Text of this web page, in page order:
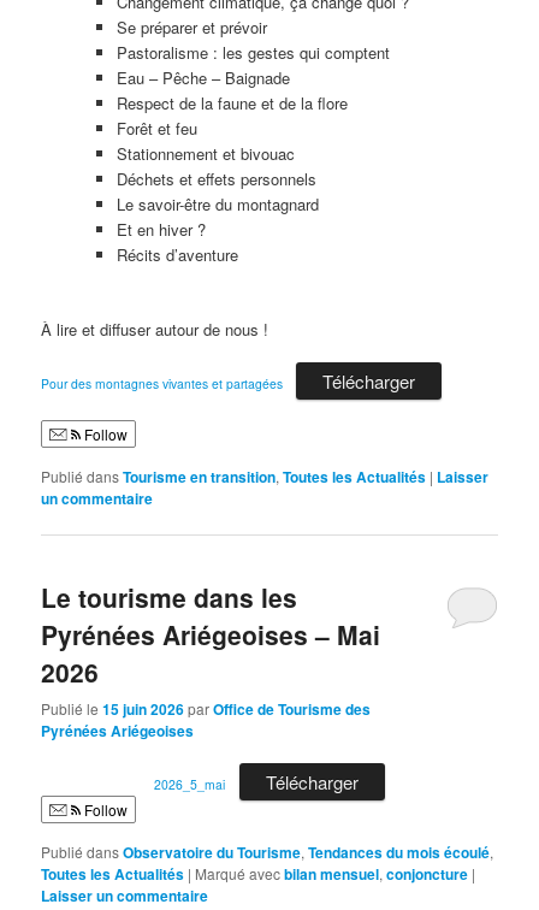
Se préparer et prévoir
Pastoralisme : les gestes qui comptent
Eau – Pêche – Baignade
Respect de la faune et de la flore
Forêt et feu
Stationnement et bivouac
Déchets et effets personnels
Le savoir-être du montagnard
Et en hiver ?
Récits d’aventure
À lire et diffuser autour de nous !
Pour des montagnes vivantes et partagées Télécharger
Follow
Publié dansTourisme en transition,Toutes les Actualités | Laisser
un commentaire
Le tourisme dans les
Pyrénées Ariégeoises – Mai
2026
Publié le15 juin 2026parOffice de Tourisme des
Pyrénées Ariégeoises
2026_5_mai Télécharger
Follow
Publié dansObservatoire du Tourisme,Tendances du mois écoulé,
Toutes les Actualités | Marqué avecbilan mensuel,conjoncture |
Laisser un commentaire